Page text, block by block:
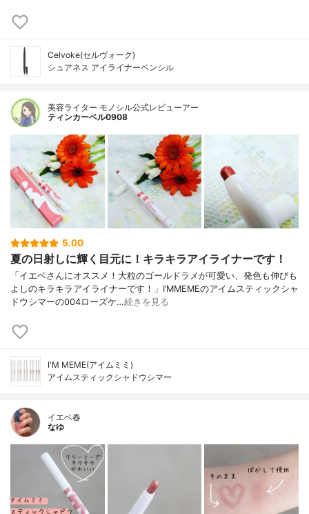
Celvoke(セルヴォーク)
シュアネス アイライナーペンシル
美容ライター モノシル公式レビューアー
ティンカーベル0908
5.00
夏の日射しに輝く目元に！キラキラアイライナーです！
「イエベさんにオススメ！大粒のゴールドラメが可愛い、発色も伸びも
よしのキラキラアイライナーです！」I’MMEMEのアイムスティックシャ
ドウシマーの004ローズケ…続きを見る
I'M MEME(アイムミミ)
アイムスティックシャドウシマー
イエベ春
なゆ